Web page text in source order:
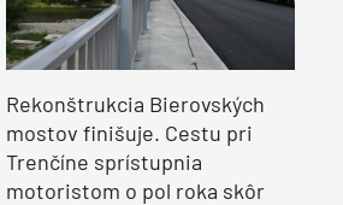
Rekonštrukcia Bierovských
mostov finišuje. Cestu pri
Trenčíne sprístupnia
motoristom o pol roka skôr